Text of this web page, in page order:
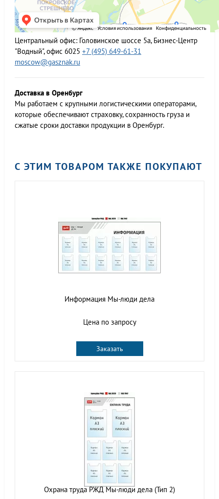
Центральный офис: Головинское шоссе 5а, Бизнес-Центр
"Водный", офис 6025 +7 (495) 649-61-31
moscow@gasznak.ru
Доставка в Оренбург
Мы работаем c крупными логистическими операторами,
которые обеспечивают страховку, сохранность груза и
сжатые сроки доставки продукции в Оренбург.
С ЭТИМ ТОВАРОМ ТАКЖЕ ПОКУПАЮТ
Информация Мы-люди дела
Цена по запросу
Заказать
Охрана труда РЖД Мы-люди дела (Тип 2)